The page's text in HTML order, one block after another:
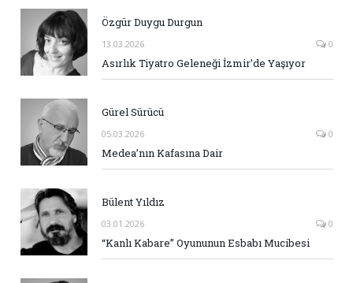
Özgür Duygu Durgun
13.03.2026 0
Asırlık Tiyatro Geleneği İzmir’de Yaşıyor
Gürel Sürücü
05.03.2026 0
Medea’nın Kafasına Dair
Bülent Yıldız
03.01.2026 0
“Kanlı Kabare” Oyununun Esbabı Mucibesi